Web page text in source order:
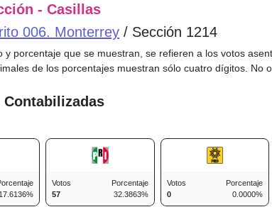
- Casillas
006. Monterrey / Sección 1214
y porcentaje que se muestran, se refieren a los votos
de los porcentajes muestran sólo cuatro dígitos. No
Contabilizadas
17.6136%
Votos
57
Porcentaje
32.3863%
Votos
0
Porcentaje
0.0000%